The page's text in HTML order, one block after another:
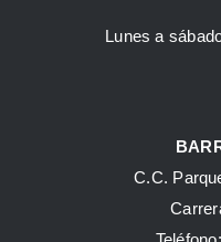
Lunes a
C.C.